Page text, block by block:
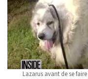
Lazarus avant de se